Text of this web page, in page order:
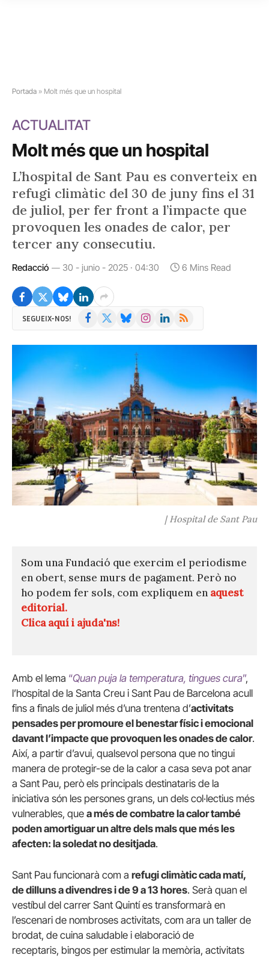
Portada » Molt més que un hospital
ACTUALITAT
Molt més que un hospital
L’hospital de Sant Pau es converteix en
refugi climàtic del 30 de juny fins el 31
de juliol, per fer front a l’impacte que
provoquen les onades de calor, per
tercer any consecutiu.
Redacció 30 - junio - 2025 · 04:30 6 Mins Read
SEGUEIX-NOS! Facebook BlueskyInstagramLinkedIn
RSS
| Hospital de Sant Pau
Som una Fundació que exercim el periodisme
en obert, sense murs de pagament. Però no
ho podem fer sols, com expliquem en aquest
editorial.
Clica aquí i ajuda'ns!
Amb el lema “Quan puja la temperatura, tingues cura”,
l’hospital de la Santa Creu i Sant Pau de Barcelona acull
fins a finals de juliol més d’una trentena d’activitats
pensades per promoure el benestar físic i emocional
davant l’impacte que provoquen les onades de calor.
Així, a partir d’avui, qualsevol persona que no tingui
manera de protegir-se de la calor a casa seva pot anar
a Sant Pau, però els principals destinataris de la
iniciativa són les persones grans, un dels col·lectius més
vulnerables, que a més de combatre la calor també
poden amortiguar un altre dels mals que més les
afecten: la soledat no desitjada.
Sant Pau funcionarà com a refugi climàtic cada matí,
de dilluns a divendres i de 9 a 13 hores. Serà quan el
vestíbul del carrer Sant Quintí es transformarà en
l’escenari de nombroses activitats, com ara un taller de
brodat, de cuina saludable i elaboració de
receptaris, bingos per estimular la memòria, activitats